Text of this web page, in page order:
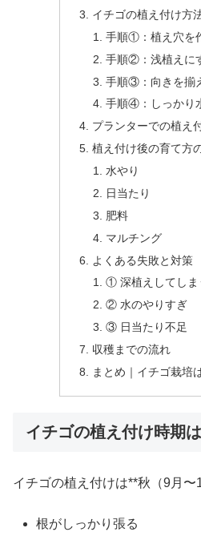
イチゴの植え付け方
手順①：植え穴を
手順②：浅植えに
手順③：向きを揃
手順④：しっかり
プランターでの植え
植え付け後の育て方
水やり
日当たり
肥料
マルチング
よくある失敗と対策
① 深植えしてしま
② 水のやりすぎ
③ 日当たり不足
収穫までの流れ
まとめ｜イチゴ栽培
イチゴの植え付け時期
イチゴの植え付けは**秋（9月〜
根がしっかり張る